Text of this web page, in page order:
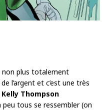
non plus totalement
l’argent et c’est une très
Kelly Thompson
tous se ressembler (on